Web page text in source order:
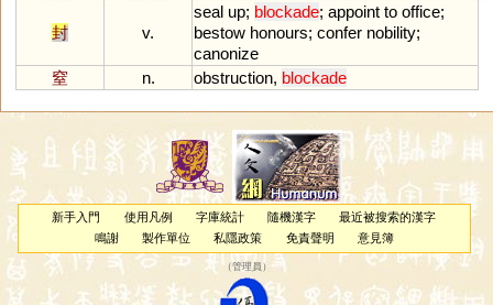
封 v.
seal up; blockade; appoint to office;
bestow honours; confer nobility;
canonize
窒
n. obstruction, blockade
新手入門 使用凡例 字庫統計 隨機漢字
最近被搜索的漢字
鳴謝
製作單位 私隱政策 免責聲明 意見簿
（管理員 ）